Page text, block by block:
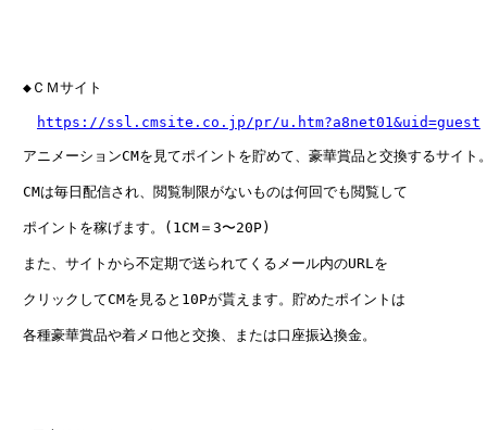
◆ＣＭサイト
https://ssl.cmsite.co.jp/pr/u.htm?a8net01&uid=guest
アニメーションCMを見てポイントを貯めて、豪華賞品と交換するサイト
CMは毎日配信され、閲覧制限がないものは何回でも閲覧して
ポイントを稼げます。(1CM＝3〜20P)
また、サイトから不定期で送られてくるメール内のURLを
クリックしてCMを見ると10Pが貰えます。貯めたポイントは
各種豪華賞品や着メロ他と交換、または口座振込換金。